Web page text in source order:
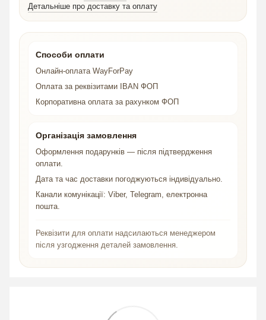
Детальніше про доставку та оплату
Способи оплати
Онлайн-оплата WayForPay
Оплата за реквізитами IBAN ФОП
Корпоративна оплата за рахунком ФОП
Організація замовлення
Оформлення подарунків — після підтвердження
оплати.
Дата та час доставки погоджуються індивідуально.
Канали комунікації: Viber, Telegram, електронна
пошта.
Реквізити для оплати надсилаються менеджером
після узгодження деталей замовлення.